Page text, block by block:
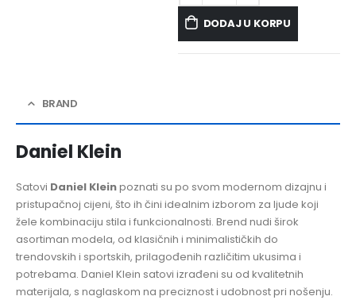
DODAJ U KORPU
BRAND
Daniel Klein
Satovi Daniel Kleinpoznati su po svom modernom dizajnu i
pristupačnoj cijeni, što ih čini idealnim izborom za ljude koji
žele kombinaciju stila i funkcionalnosti. Brend nudi širok
asortiman modela, od klasičnih i minimalističkih do
trendovskih i sportskih, prilagođenih različitim ukusima i
potrebama. Daniel Klein satovi izrađeni su od kvalitetnih
materijala, s naglaskom na preciznost i udobnost pri nošenju.